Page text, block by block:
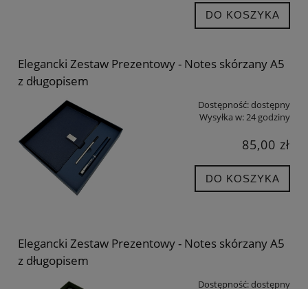
DO KOSZYKA
Elegancki Zestaw Prezentowy - Notes skórzany A5
z długopisem
Dostępność:dostępny
Wysyłka w:24 godziny
85,00 zł
DO KOSZYKA
Elegancki Zestaw Prezentowy - Notes skórzany A5
z długopisem
Dostępność:dostępny